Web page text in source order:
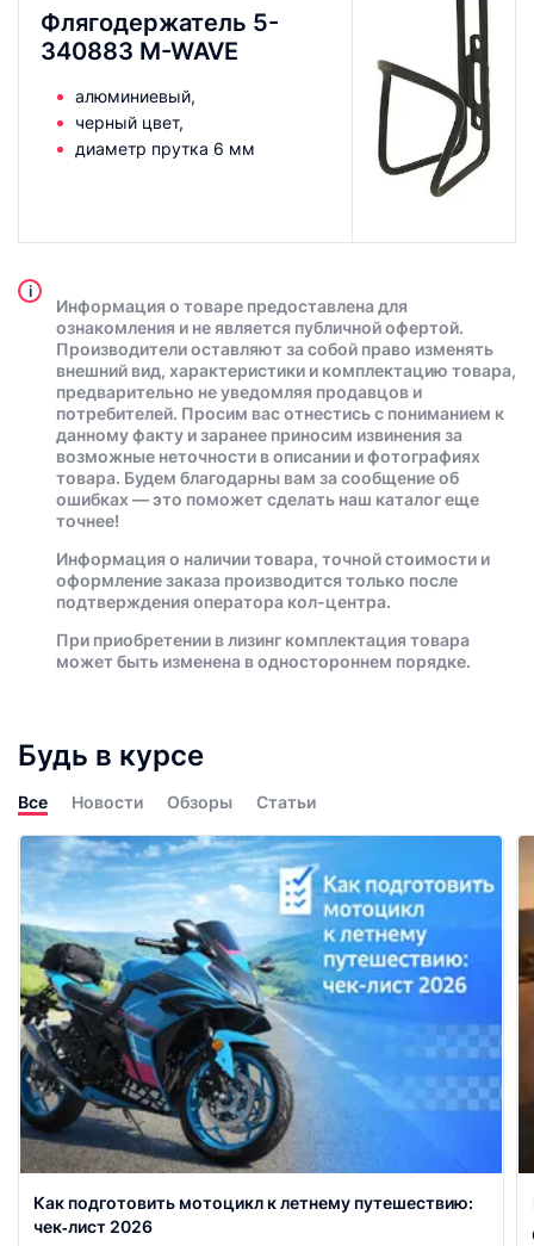
Флягодержатель 5-
340883 M-WAVE
алюминиевый,
черный цвет,
диаметр прутка 6 мм
i
Информация о товаре предоставлена для
ознакомления и не является публичной офертой.
Производители оставляют за собой право изменять
внешний вид, характеристики и комплектацию товара,
предварительно не уведомляя продавцов и
потребителей. Просим вас отнестись с пониманием к
данному факту и заранее приносим извинения за
возможные неточности в описании и фотографиях
товара. Будем благодарны вам за сообщение об
ошибках — это поможет сделать наш каталог еще
точнее!
Информация о наличии товара, точной стоимости и
оформление заказа производится только после
подтверждения оператора кол-центра.
При приобретении в лизинг комплектация товара
может быть изменена в одностороннем порядке.
Будь в курсе
Все Новости Обзоры Статьи
Как подготовить мотоцикл к летнему путешествию:
чек‑лист 2026